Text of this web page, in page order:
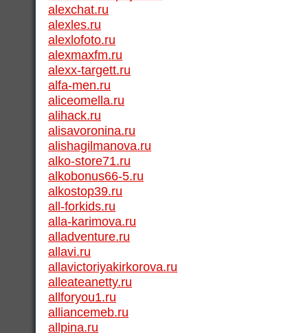
alexchat.ru
alexles.ru
alexlofoto.ru
alexmaxfm.ru
alexx-targett.ru
alfa-men.ru
aliceomella.ru
alihack.ru
alisavoronina.ru
alishagilmanova.ru
alko-store71.ru
alkobonus66-5.ru
alkostop39.ru
all-forkids.ru
alla-karimova.ru
alladventure.ru
allavi.ru
allavictoriyakirkorova.ru
alleateanetty.ru
allforyou1.ru
alliancemeb.ru
allpina.ru